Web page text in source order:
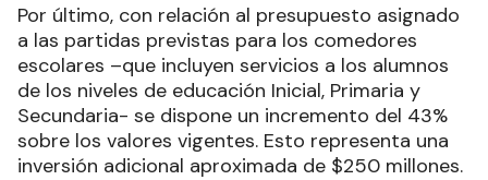
Por último, con relación al presupuesto asignado
a las partidas previstas para los comedores
escolares –que incluyen servicios a los alumnos
de los niveles de educación Inicial, Primaria y
Secundaria- se dispone un incremento del 43%
sobre los valores vigentes. Esto representa una
inversión adicional aproximada de $250 millones.